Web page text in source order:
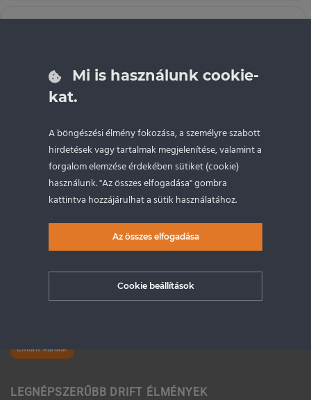
NAPTÁR
Ha van még kérdésed és nem találtad meg a Gyakran
Emailt küldök
LEGNÉPSZERŰBB DRIFT ÉLMÉNYEK
Mi is használunk cookie-
kat.
A böngészési élmény fokozása, a személyre szabott
hirdetések vagy tartalmak megjelenítése, valamint a
forgalom elemzése érdekében sütiket (cookie)
használunk. "Az összes elfogadása" gombra
kattintva hozzájárulhat a sütik használatához.
Az összes elfogadása
Cookie beállítások